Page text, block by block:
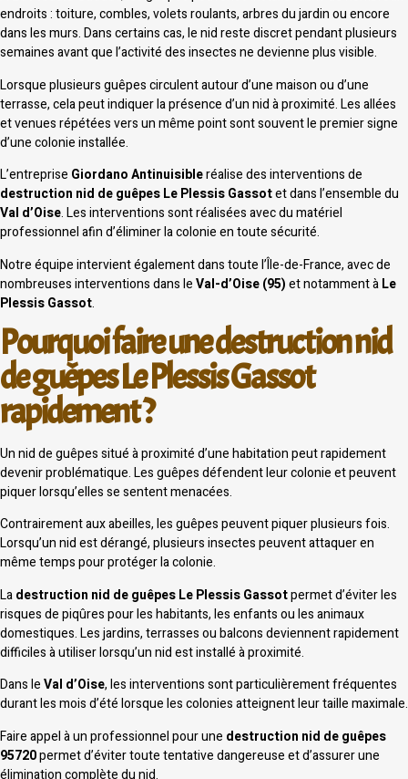
endroits : toiture, combles, volets roulants, arbres du jardin ou encore
dans les murs. Dans certains cas, le nid reste discret pendant plusieurs
semaines avant que l’activité des insectes ne devienne plus visible.
Lorsque plusieurs guêpes circulent autour d’une maison ou d’une
terrasse, cela peut indiquer la présence d’un nid à proximité. Les allées
et venues répétées vers un même point sont souvent le premier signe
d’une colonie installée.
L’entreprise Giordano Antinuisibleréalise des interventions de
destruction nid de guêpes Le Plessis Gassotet dans l’ensemble du
Val d’Oise. Les interventions sont réalisées avec du matériel
professionnel afin d’éliminer la colonie en toute sécurité.
Notre équipe intervient également dans toute l’Île-de-France, avec de
nombreuses interventions dans leVal-d’Oise (95)et notamment àLe
Plessis Gassot.
Pourquoi faire une destruction nid
de guêpes Le Plessis Gassot
rapidement ?
Un nid de guêpes situé à proximité d’une habitation peut rapidement
devenir problématique. Les guêpes défendent leur colonie et peuvent
piquer lorsqu’elles se sentent menacées.
Contrairement aux abeilles, les guêpes peuvent piquer plusieurs fois.
Lorsqu’un nid est dérangé, plusieurs insectes peuvent attaquer en
même temps pour protéger la colonie.
Ladestruction nid de guêpes Le Plessis Gassotpermet d’éviter les
risques de piqûres pour les habitants, les enfants ou les animaux
domestiques. Les jardins, terrasses ou balcons deviennent rapidement
difficiles à utiliser lorsqu’un nid est installé à proximité.
Dans leVal d’Oise, les interventions sont particulièrement fréquentes
durant les mois d’été lorsque les colonies atteignent leur taille maximale.
Faire appel à un professionnel pour une destruction nid de guêpes
95720permet d’éviter toute tentative dangereuse et d’assurer une
élimination complète du nid.